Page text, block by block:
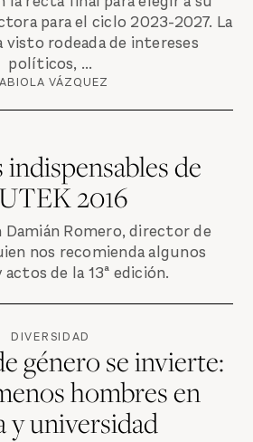
para el ciclo 2023-2027. La
visto rodeada de intereses
políticos, ...
VÁZQUEZ
indispensables de
2016
Romero, director de
nos recomienda algunos
de la 13ª edición.
DIVERSIDAD
género se invierte:
hombres en
y universidad